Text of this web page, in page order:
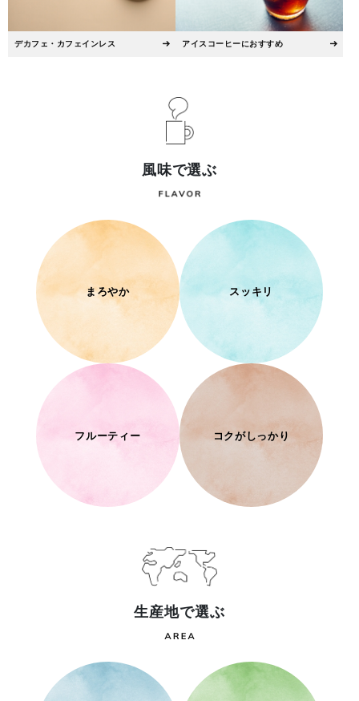
デカフェ・カフェインレス アイスコーヒーにおすすめ
風味で選ぶ
まろやか スッキリ
フルーティー コクがしっかり
生産地で選ぶ